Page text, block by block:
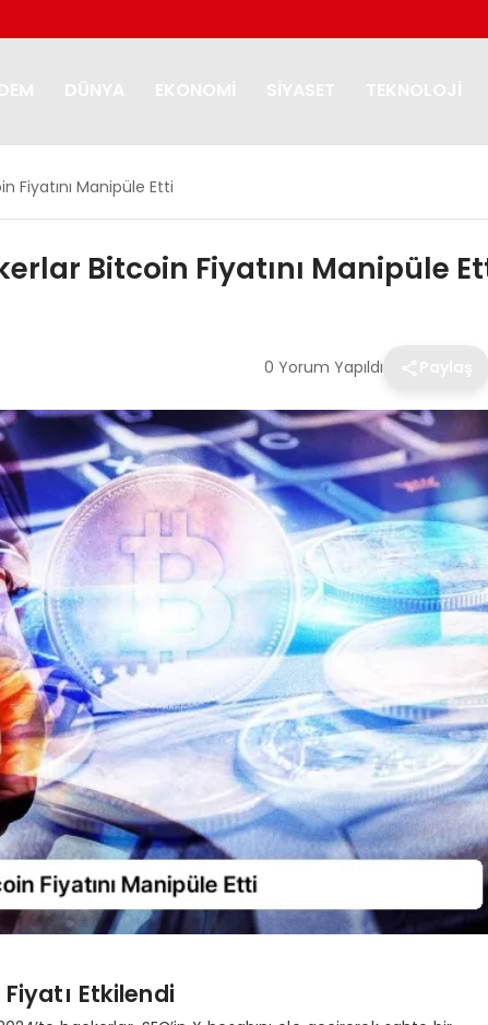
Fiyatını Manipüle Etti
Bitcoin Fiyatını Manipüle
0 Yorum Yapıldı
Fiyatı Etkilendi